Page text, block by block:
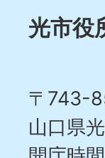
光市役
〒743-
山口県